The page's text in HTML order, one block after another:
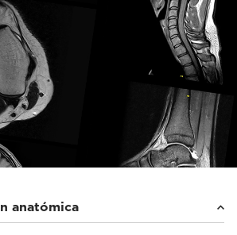
anatómica